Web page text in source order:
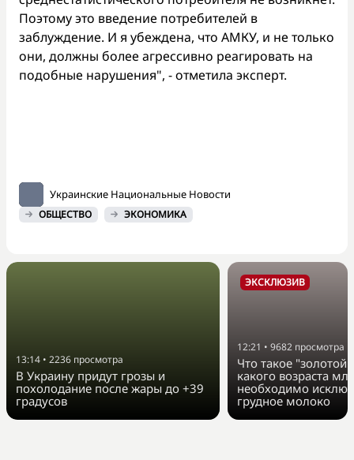
Поэтому это введение потребителей в
заблуждение. И я убеждена, что АМКУ, и не только
они, должны более агрессивно реагировать на
подобные нарушения", - отметила эксперт.
Украинские Национальные Новости
ОБЩЕСТВО ЭКОНОМИКА
13:14 • 2236 просмотра
В Украину придут грозы и
похолодание после жары до +39
градусов
ЭКСКЛЮЗИВ
12:21 • 9682 просмотра
Что такое "золотой
какого возраста
необходимо
грудное молоко